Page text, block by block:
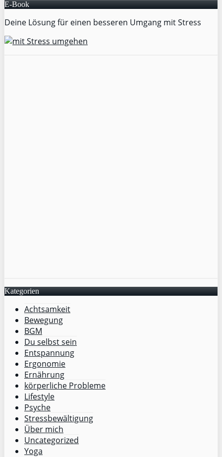
E-Book
Deine Lösung für einen besseren Umgang mit Stress
Kategorien
Achtsamkeit
Bewegung
BGM
Du selbst sein
Entspannung
Ergonomie
Ernährung
körperliche Probleme
Lifestyle
Psyche
Stressbewältigung
Über mich
Uncategorized
Yoga